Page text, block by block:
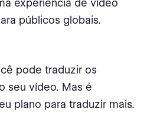
experiência de vídeo
públicos globais.
pode traduzir os
seu vídeo. Mas é
plano para traduzir mais.